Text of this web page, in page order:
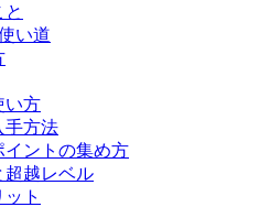
い道
い方
手方法
イントの集め方
超越レベル
ト